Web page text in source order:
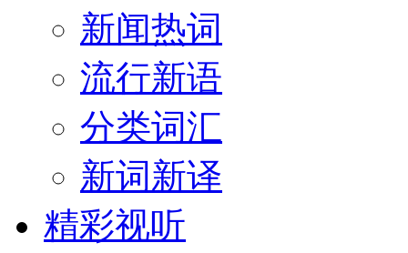
新闻热词
流行新语
分类词汇
新词新译
精彩视听